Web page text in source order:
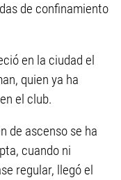
de confinamiento
en la ciudad el
quien ya ha
el club.
de ascenso se ha
cuando ni
regular, llegó el